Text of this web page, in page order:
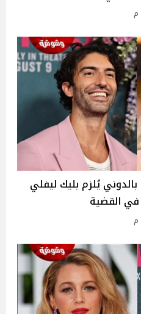
يُلزم بليك ليفلي
القضية